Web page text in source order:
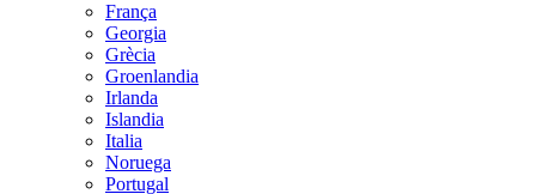
França
Georgia
Grècia
Groenlandia
Irlanda
Islandia
Italia
Noruega
Portugal